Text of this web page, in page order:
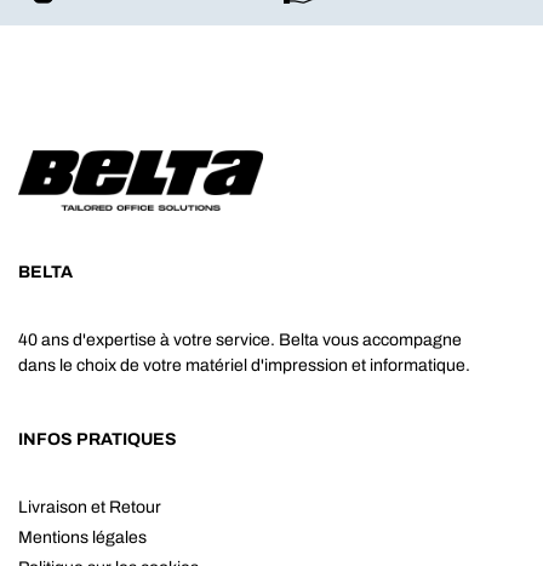
BELTA
40 ans d'expertise à votre service. Belta vous accompagne
dans le choix de votre matériel d'impression et informatique.
INFOS PRATIQUES
Livraison et Retour
Mentions légales